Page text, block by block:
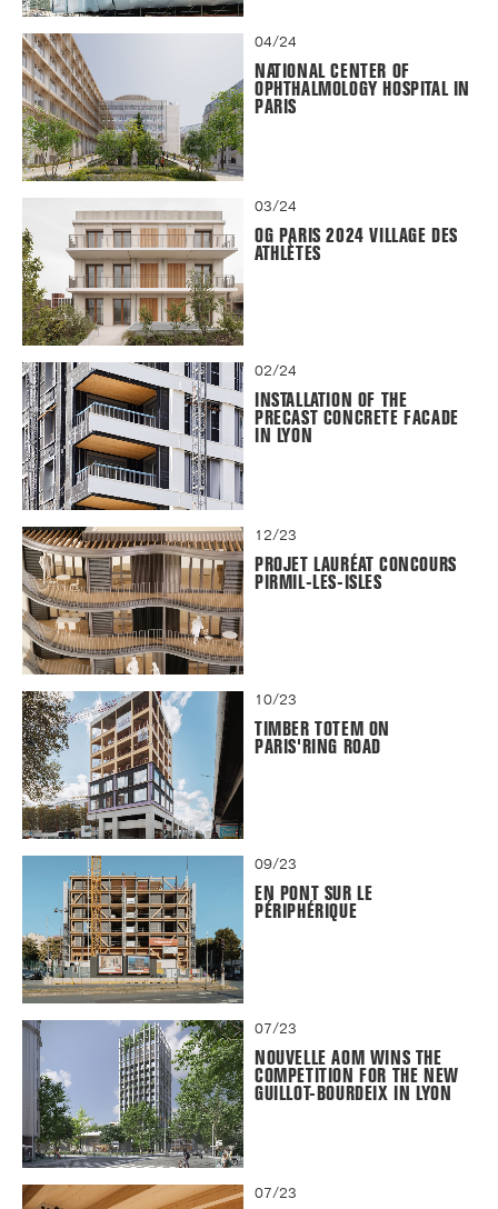
04/24
NATIONAL CENTER OF
OPHTHALMOLOGY HOSPITAL IN
PARIS
03/24
OG PARIS 2024 VILLAGE DES
ATHLÈTES
02/24
INSTALLATION OF THE
PRECAST CONCRETE FACADE
IN LYON
12/23
PROJET LAURÉAT CONCOURS
PIRMIL-LES-ISLES
10/23
TIMBER TOTEM ON
PARIS'RING ROAD
09/23
EN PONT SUR LE
PÉRIPHÉRIQUE
07/23
NOUVELLE AOM WINS THE
COMPETITION FOR THE NEW
GUILLOT-BOURDEIX IN LYON
07/23